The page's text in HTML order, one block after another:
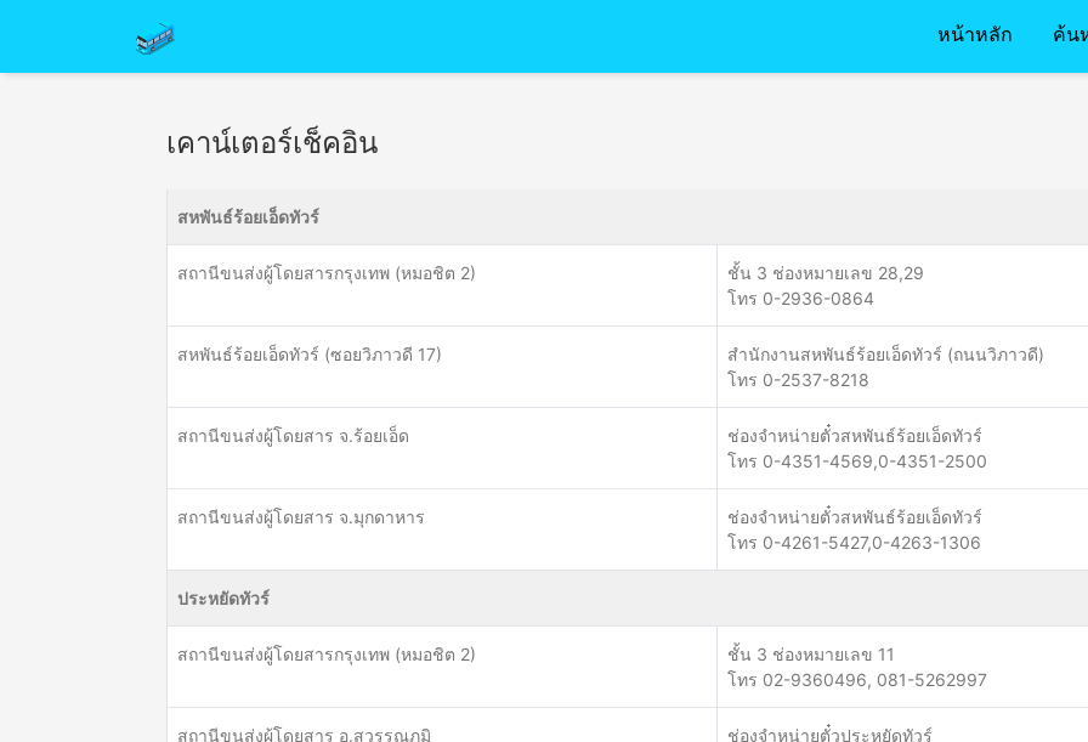
หน้าหลัก ค้น
เคาน์เตอร์เช็คอิน
สหพันธ์ร้อยเอ็ดทัวร์
สถานีขนส่งผู้โดยสารกรุงเทพ (หมอชิต 2)
ชั้น 3 ช่องหมายเลข 28,29
โทร 0-2936-0864
สหพันธ์ร้อยเอ็ดทัวร์ (ซอยวิภาวดี 17)
สำนักงานสหพันธ์ร้อยเอ็ดทัวร์ (ถนนวิภาวดี)
โทร 0-2537-8218
สถานีขนส่งผู้โดยสาร จ.ร้อยเอ็ด
ช่องจำหน่ายตั๋วสหพันธ์ร้อยเอ็ดทัวร์
โทร 0-4351-4569,0-4351-2500
สถานีขนส่งผู้โดยสาร จ.มุกดาหาร
ช่องจำหน่ายตั๋วสหพันธ์ร้อยเอ็ดทัวร์
โทร 0-4261-5427,0-4263-1306
ประหยัดทัวร์
สถานีขนส่งผู้โดยสารกรุงเทพ (หมอชิต 2)
ชั้น 3 ช่องหมายเลข 11
โทร 02-9360496, 081-5262997
สถานีขนส่งผู้โดยสาร อ.สุวรรณภูมิ
ช่องจำหน่ายตั๋วประหยัดทัวร์